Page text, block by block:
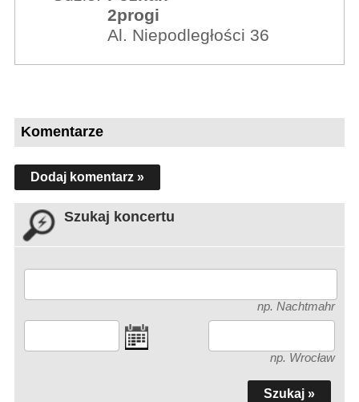
2progi
Al. Niepodległości 36
Komentarze
Dodaj komentarz »
Szukaj koncertu
np. Nachtmahr
np. Wrocław